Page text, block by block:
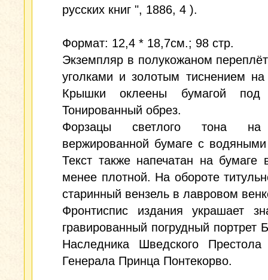
русских книг ", 1886, 4 ).
Формат: 12,4 * 18,7см.; 98 стр.
Экземпляр в полукожаном
уголками и золотым тиснением
Крышки оклеены бумагой под
Тонированный обрез.
Форзацы светлого тона на
вержированной бумаге с
Текст также напечатан на бумаге
менее плотной. На обороте
старинный вензель в лавровом
Фронтиспис издания украшает
гравированный погрудный портрет
Наследника Шведского
Генерала Принца Понтекорво.